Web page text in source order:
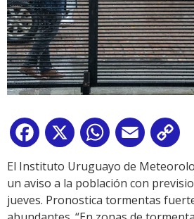
Facebook
X WhatsApp
Email
El Instituto Uruguayo de
un aviso a la población con
jueves. Pronostica tormentas